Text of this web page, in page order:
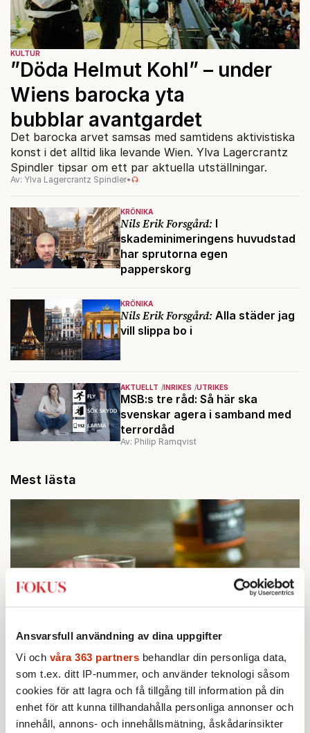
Ansvarsfull användning av dina uppgifter
Vi och våra 363 partners behandlar din personliga data,
som t.ex. ditt IP-nummer, och använder teknologi såsom
cookies för att lagra och få tillgång till information på din
enhet för att kunna tillhandahålla personliga annonser och
innehåll, annons- och innehållsmätning, åskådarinsikter
KRÖNIKA
Nils Erik Forsgård: I
skademinimeringens huvudstad
har sprutorna egen
papperskorg
KRÖNIKA
Nils Erik Forsgård: Alla städer jag
vill slippa bo i
AKTUELLT INRIKES UTRIKES
MSB:s tre råd: Så här ska
svenskar agera i samband med
terrordåd
Av: Philip Ramqvist
KULTUR
”Döda Helmut Kohl” – under
Wiens barocka yta
bubblar avantgardet
Det barocka arvet samsas med samtidens aktivistiska
konst i det alltid lika levande Wien. Ylva Lagercrantz
Spindler tipsar om ett par aktuella utställningar.
Av: Ylva Lagercrantz Spindler•
Mest lästa
STICKET
1.Bitte Assarmo:Sagan om den lågbegåvade
ursprungsbefolkningen i Filipstad
KRÖNIKA
2.Frans Wachtmeister:Ja, AC är ett hot mot den
franska civilisationen